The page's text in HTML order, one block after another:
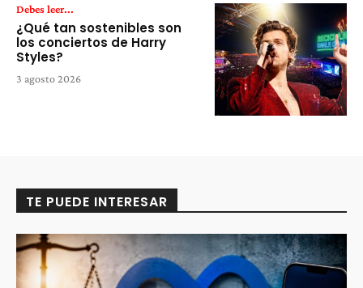
Debes leer...
¿Qué tan sostenibles son
los conciertos de Harry
Styles?
3 agosto 2026
TE PUEDE INTERESAR